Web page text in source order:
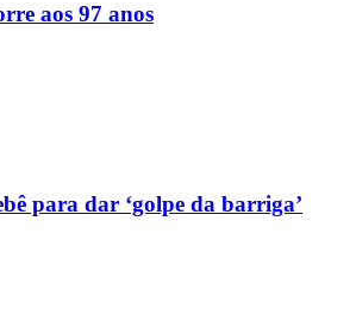
aos 97 anos
para dar ‘golpe da barriga’